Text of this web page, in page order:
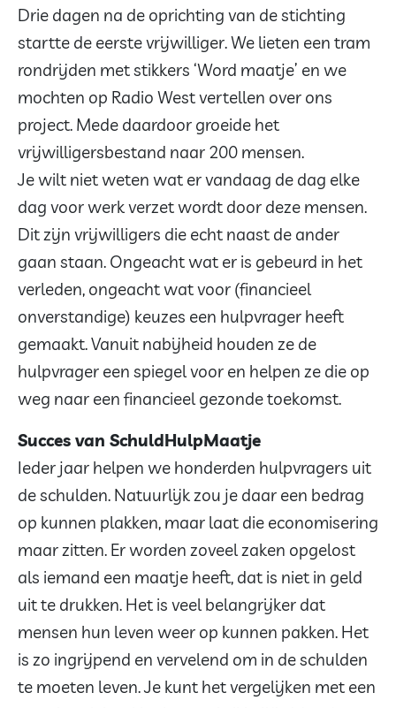
Drie dagen na de oprichting van de stichting
startte de eerste vrijwilliger. We lieten een tram
rondrijden met stikkers ‘Word maatje’ en we
mochten op Radio West vertellen over ons
project. Mede daardoor groeide het
vrijwilligersbestand naar 200 mensen.
Je wilt niet weten wat er vandaag de dag elke
dag voor werk verzet wordt door deze mensen.
Dit zijn vrijwilligers die echt naast de ander
gaan staan. Ongeacht wat er is gebeurd in het
verleden, ongeacht wat voor (financieel
onverstandige) keuzes een hulpvrager heeft
gemaakt. Vanuit nabijheid houden ze de
hulpvrager een spiegel voor en helpen ze die op
weg naar een financieel gezonde toekomst.
Succes van SchuldHulpMaatje
Ieder jaar helpen we honderden hulpvragers uit
de schulden. Natuurlijk zou je daar een bedrag
op kunnen plakken, maar laat die economisering
maar zitten. Er worden zoveel zaken opgelost
als iemand een maatje heeft, dat is niet in geld
uit te drukken. Het is veel belangrijker dat
mensen hun leven weer op kunnen pakken. Het
is zo ingrijpend en vervelend om in de schulden
te moeten leven. Je kunt het vergelijken met een